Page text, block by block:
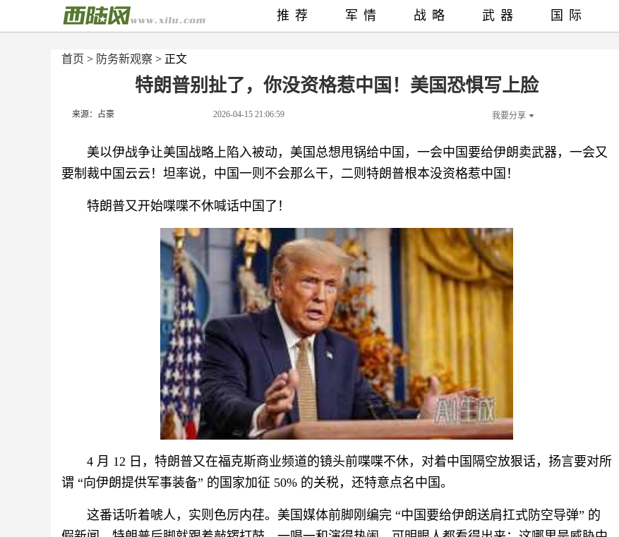
首页 > 防务新观察 > 正文
特朗普别扯了，你没资格惹中国！美国恐惧写上脸
来源：占豪 2026-04-15 21:06:59 我要分享
美以伊战争让美国战略上陷入被动，美国总想甩锅给中国，一会中国要给伊朗卖武器，一会又
要制裁中国云云！坦率说，中国一则不会那么干，二则特朗普根本没资格惹中国！
特朗普又开始喋喋不休喊话中国了！
4 月 12 日，特朗普又在福克斯商业频道的镜头前喋喋不休，对着中国隔空放狠话，扬言要对所
谓 “向伊朗提供军事装备” 的国家加征 50% 的关税，还特意点名中国。
这番话听着唬人，实则色厉内荏。美国媒体前脚刚编完 “中国要给伊朗送肩扛式防空导弹” 的
推荐 军情 战略 武器 国际